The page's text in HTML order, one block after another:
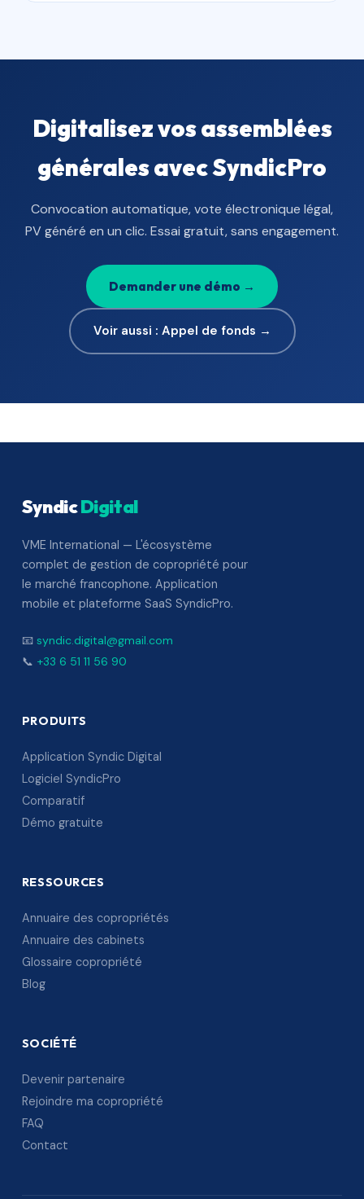
Digitalisez vos assemblées
générales avec SyndicPro
Convocation automatique, vote électronique légal,
PV généré en un clic. Essai gratuit, sans engagement.
Demander une démo →
Voir aussi : Appel de fonds →
SyndicDigital
VME International — L'écosystème
complet de gestion de copropriété pour
le marché francophone. Application
mobile et plateforme SaaS SyndicPro.
📧 syndic.digital@gmail.com
📞 +33 6 51 11 56 90
PRODUITS
Application Syndic Digital
Logiciel SyndicPro
Comparatif
Démo gratuite
RESSOURCES
Annuaire des copropriétés
Annuaire des cabinets
Glossaire copropriété
Blog
SOCIÉTÉ
Devenir partenaire
Rejoindre ma copropriété
FAQ
Contact